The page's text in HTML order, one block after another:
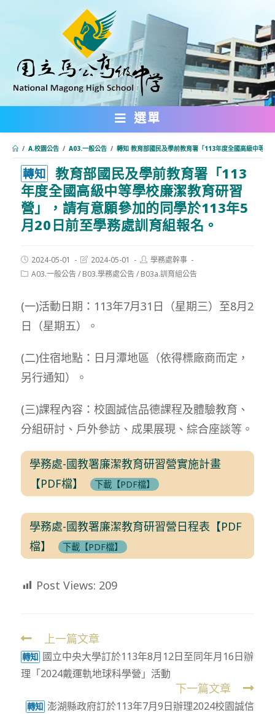
內
選單
/ A.校園公告 / A03.一般公告 / 轉知 教育部國民及學前教育署「113年度全國高級中等
轉知
教育部國民及學前教育署「113
年度全國高級中等學校廉潔教育研習
營」，請有意願參加的同學於113年5
月20日前至學務處訓育組報名。
Post
published:
2024-05-01
Post
modified:
2024-05-01
Post
author:
學務處幹事
PostA03.一般公告/ B03.學務處公告/ B03a.訓育組公告
(一)活動日期：113年7月31日（星期三）至8月2
日（星期五）。
(二)住宿地點：日月潭地區（依得標廠商而定，
另行通知）。
(三)課程內容：校園誠信品德課程及體驗教育、
分組研討、戶外參訪、成果展現、綜合座談等。
學務處-國教署廉潔教育研習營實施計畫
【PDF檔】
下載【PDF檔】
學務處-國教署廉潔教育研習營日程表【PDF
檔】
下載【PDF檔】
Post Views: 209
Read
more
articles
上一篇文章
轉知 國立中央大學訂於113年8月12日至同年月16日辦
理「2024戴運軌地球科學營」活動
下一篇文章
轉知 澎湖縣政府訂於113年7月9日辦理2024校園誠信